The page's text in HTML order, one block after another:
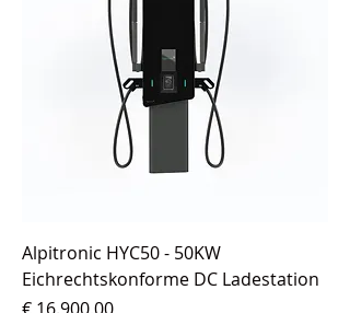
Alpitronic HYC50 - 50KW
Eichrechtskonforme DC Ladestation
Preis